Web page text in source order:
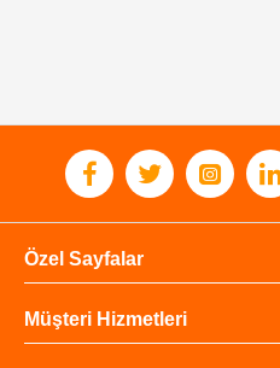
Özel Sayfalar
Müşteri Hizmetleri